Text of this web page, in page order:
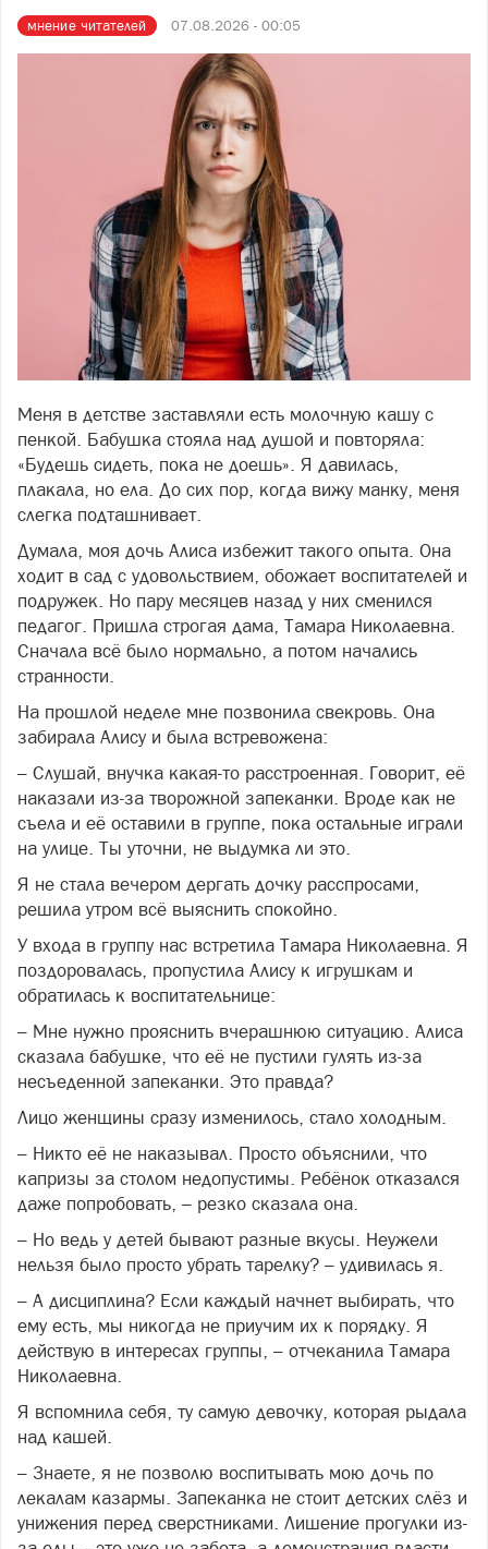
мнение читателей 07.08.2026 - 00:05
Фото freepik.com
Меня в детстве заставляли есть молочную кашу с
пенкой. Бабушка стояла над душой и повторяла:
«Будешь сидеть, пока не доешь». Я давилась,
плакала, но ела. До сих пор, когда вижу манку, меня
слегка подташнивает.
Думала, моя дочь Алиса избежит такого опыта. Она
ходит в сад с удовольствием, обожает воспитателей и
подружек. Но пару месяцев назад у них сменился
педагог. Пришла строгая дама, Тамара Николаевна.
Сначала всё было нормально, а потом начались
странности.
На прошлой неделе мне позвонила свекровь. Она
забирала Алису и была встревожена:
– Слушай, внучка какая-то расстроенная. Говорит, её
наказали из-за творожной запеканки. Вроде как не
съела и её оставили в группе, пока остальные играли
на улице. Ты уточни, не выдумка ли это.
Я не стала вечером дергать дочку расспросами,
решила утром всё выяснить спокойно.
У входа в группу нас встретила Тамара Николаевна. Я
поздоровалась, пропустила Алису к игрушкам и
обратилась к воспитательнице:
– Мне нужно прояснить вчерашнюю ситуацию. Алиса
сказала бабушке, что её не пустили гулять из-за
несъеденной запеканки. Это правда?
Лицо женщины сразу изменилось, стало холодным.
– Никто её не наказывал. Просто объяснили, что
капризы за столом недопустимы. Ребёнок отказался
даже попробовать, – резко сказала она.
– Но ведь у детей бывают разные вкусы. Неужели
нельзя было просто убрать тарелку? – удивилась я.
– А дисциплина? Если каждый начнет выбирать, что
ему есть, мы никогда не приучим их к порядку. Я
действую в интересах группы, – отчеканила Тамара
Николаевна.
Я вспомнила себя, ту самую девочку, которая рыдала
над кашей.
– Знаете, я не позволю воспитывать мою дочь по
лекалам казармы. Запеканка не стоит детских слёз и
унижения перед сверстниками. Лишение прогулки из-